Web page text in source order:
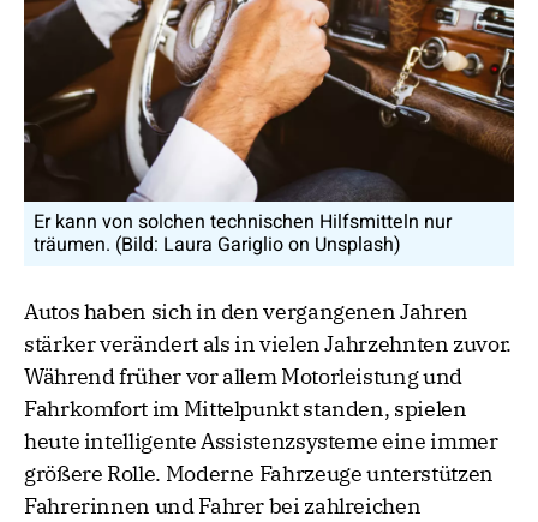
Er kann von solchen technischen Hilfsmitteln nur
träumen. (Bild: Laura Gariglio on Unsplash)
Autos haben sich in den vergangenen Jahren
stärker verändert als in vielen Jahrzehnten zuvor.
Während früher vor allem Motorleistung und
Fahrkomfort im Mittelpunkt standen, spielen
heute intelligente Assistenzsysteme eine immer
größere Rolle. Moderne Fahrzeuge unterstützen
Fahrerinnen und Fahrer bei zahlreichen